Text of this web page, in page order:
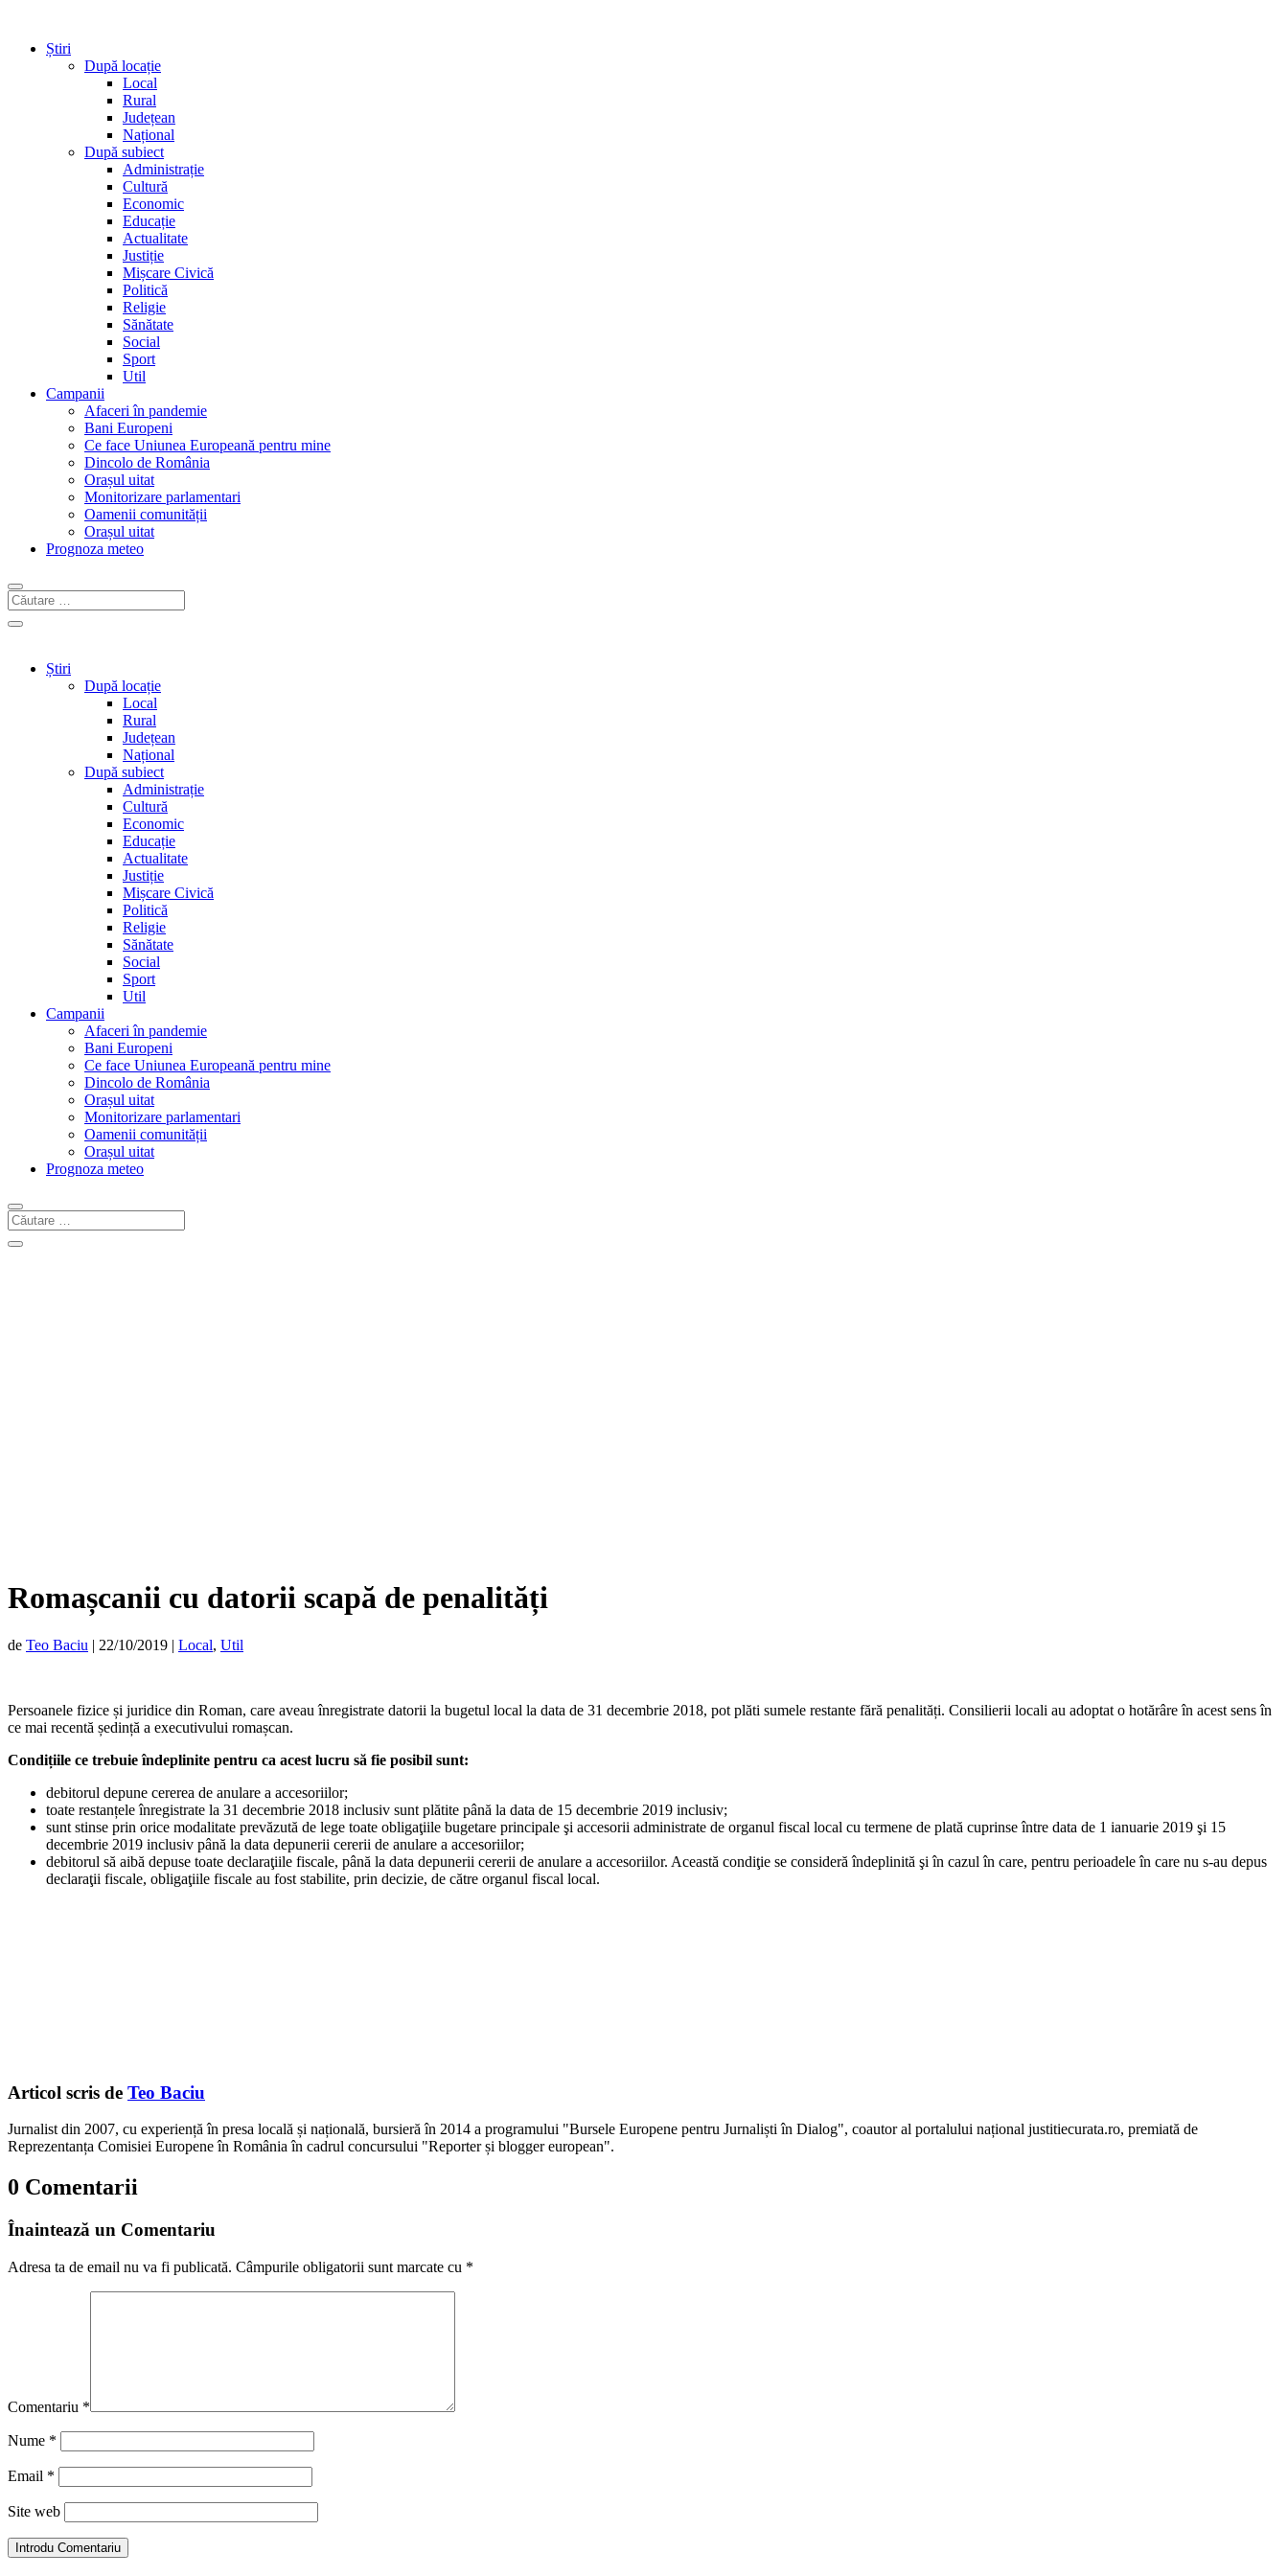
Știri
După locație
Local
Rural
Județean
Național
După subiect
Administrație
Cultură
Economic
Educație
Actualitate
Justiție
Mișcare Civică
Politică
Religie
Sănătate
Social
Sport
Util
Campanii
Afaceri în pandemie
Bani Europeni
Ce face Uniunea Europeană pentru mine
Dincolo de România
Orașul uitat
Monitorizare parlamentari
Oamenii comunității
Orașul uitat
Prognoza meteo
Știri
După locație
Local
Rural
Județean
Național
După subiect
Administrație
Cultură
Economic
Educație
Actualitate
Justiție
Mișcare Civică
Politică
Religie
Sănătate
Social
Sport
Util
Campanii
Afaceri în pandemie
Bani Europeni
Ce face Uniunea Europeană pentru mine
Dincolo de România
Orașul uitat
Monitorizare parlamentari
Oamenii comunității
Orașul uitat
Prognoza meteo
Romașcanii cu datorii scapă de penalități
de Teo Baciu | 22/10/2019 | Local, Util
Persoanele fizice și juridice din Roman, care aveau înregistrate datorii la bugetul local la data de 31 decembrie 2018, pot plăti sumele restante fără penalități. Consilierii locali au adoptat o hotărâre în acest sens în
ce mai recentă ședință a executivului romașcan.
Condițiile ce trebuie îndeplinite pentru ca acest lucru să fie posibil sunt:
debitorul depune cererea de anulare a accesoriilor;
toate restanțele înregistrate la 31 decembrie 2018 inclusiv sunt plătite până la data de 15 decembrie 2019 inclusiv;
sunt stinse prin orice modalitate prevăzută de lege toate obligaţiile bugetare principale şi accesorii administrate de organul fiscal local cu termene de plată cuprinse între data de 1 ianuarie 2019 şi 15
decembrie 2019 inclusiv până la data depunerii cererii de anulare a accesoriilor;
debitorul să aibă depuse toate declaraţiile fiscale, până la data depunerii cererii de anulare a accesoriilor. Această condiţie se consideră îndeplinită şi în cazul în care, pentru perioadele în care nu s-au depus
declaraţii fiscale, obligaţiile fiscale au fost stabilite, prin decizie, de către organul fiscal local.
Articol scris de Teo Baciu
Jurnalist din 2007, cu experiență în presa locală și națională, bursieră în 2014 a programului "Bursele Europene pentru Jurnaliști în Dialog", coautor al portalului național justitiecurata.ro, premiată de
Reprezentanța Comisiei Europene în România în cadrul concursului "Reporter și blogger european".
0 Comentarii
Înaintează un Comentariu
Adresa ta de email nu va fi publicată. Câmpurile obligatorii sunt marcate cu *
Comentariu *
Nume *
Email *
Site web
Introdu Comentariu